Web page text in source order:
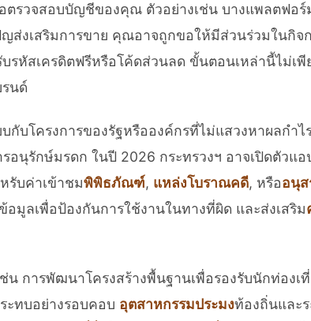
ตรวจสอบบัญชีของคุณ ตัวอย่างเช่น บางแพลตฟอ
ส่งเสริมการขาย คุณอาจถูกขอให้มีส่วนร่วมในกิจ
หัสเครดิตฟรีหรือโค้ดส่วนลด ขั้นตอนเหล่านี้ไม่เพี
นด์
บโครงการของรัฐหรือองค์กรที่ไม่แสวงหาผลกำไ
รอนุรักษ์มรดก ในปี 2026 กระทรวงฯ อาจเปิดตัวแ
รับค่าเข้าชมพิพิธภัณฑ์, แหล่งโบราณคดี, หรืออนุ
มูลเพื่อป้องกันการใช้งานในทางที่ผิด และส่งเสริม
การพัฒนาโครงสร้างพื้นฐานเพื่อรองรับนักท่องเ
ะทบอย่างรอบคอบ อุตสาหกรรมประมงท้องถิ่นและร